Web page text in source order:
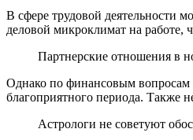
В сфере трудовой деятельности
деловой микроклимат на работе,
Партнерские отношения в
Однако по финансовым вопросам
благоприятного периода. Также
Астрологи не советуют